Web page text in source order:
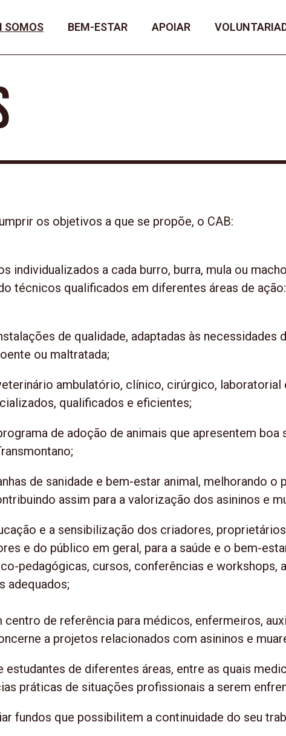
SOMOS BEM-ESTAR APOIAR
os objetivos a que se propõe, o CAB:
individualizados a cada burro, burra, mula ou
técnicos qualificados em diferentes áreas de
de qualidade, adaptadas às necessidades
ou maltratada;
ambulatório, clínico, cirúrgico, laboratorial
qualificados e eficientes;
de adoção de animais que apresentem
de sanidade e bem-estar animal, melhorando o
assim para a valorização dos asininos e
e a sensibilização dos criadores,
e do público em geral, para a saúde e o bem-
pedagógicas, cursos, conferências e workshops,
adequados;
centro de referência para médicos, enfermeiros,
a projetos relacionados com asininos e
estudantes de diferentes áreas, entre as quais
práticas de situações profissionais a serem
fundos que possibilitem a continuidade do seu